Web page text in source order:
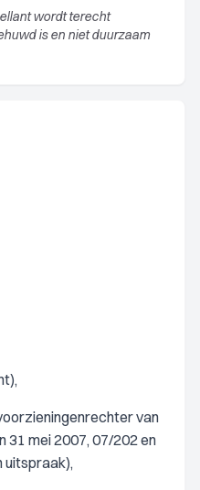
wordt terecht
is en niet duurzaam
van
31 mei 2007, 07/202 en
uitspraak),